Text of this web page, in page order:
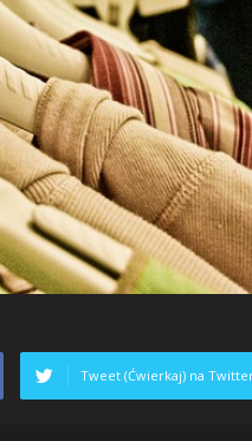
Tweet (Ćwierkaj) na